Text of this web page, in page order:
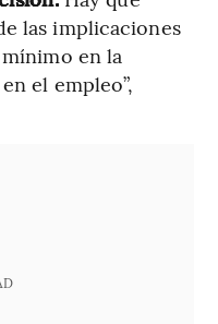
las implicaciones
en la
el empleo”,